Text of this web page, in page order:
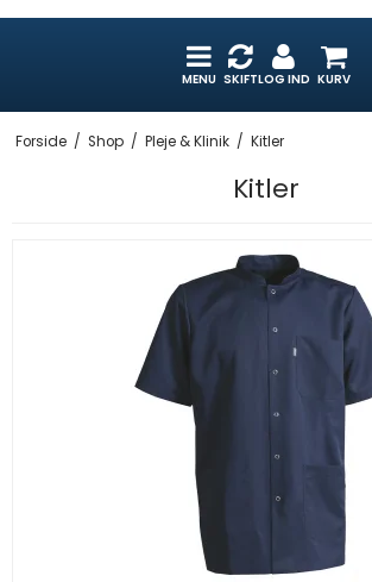
MENU SKIFTLOG IND KURV
Forside / Shop / Pleje & Klinik / Kitler
Kitler